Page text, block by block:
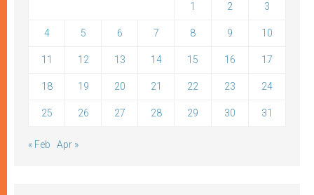
1 2 3
4 5 6 7 8 9 10
11 12 13 14 15 16 17
18 19 20 21 22 23 24
25 26 27 28 29 30 31
« Feb Apr »